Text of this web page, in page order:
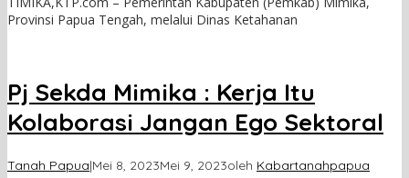
Provinsi Papua Tengah, melalui Dinas Ketahanan
Pj Sekda Mimika : Kerja Itu
Kolaborasi Jangan Ego Sektoral
Tanah Papua|Mei 8, 2023Mei 9, 2023oleh Kabartanahpapua